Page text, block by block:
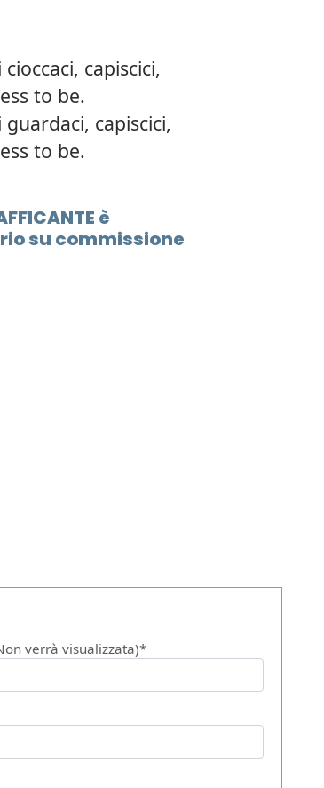
capiscici,
to be.
capiscici,
to be.
è
su commissione
verrà visualizzata)*